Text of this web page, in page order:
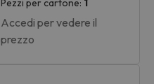
Pezzi per cartone: 1
Accedi per vedere il
prezzo